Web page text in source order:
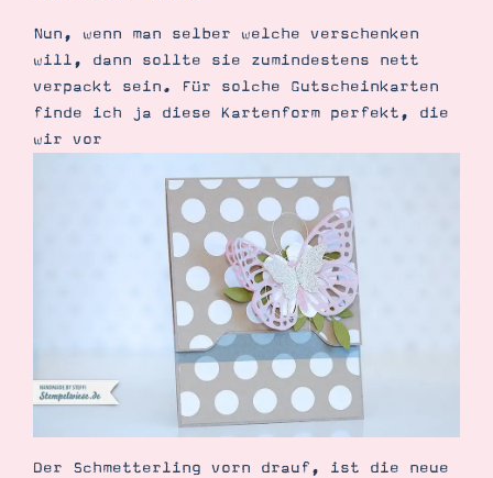
Tipps & Tricks
Ordnungstipps
Nun, wenn man selber welche verschenken
will, dann sollte sie zumindestens nett
verpackt sein. Für solche Gutscheinkarten
finde ich ja diese Kartenform perfekt, die
wir vor
Der Schmetterling vorn drauf, ist die neue